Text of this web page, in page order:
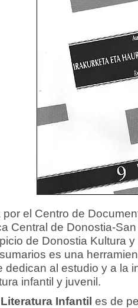
por el Centro de
Central de Donostia-
de Donostia Kultura
es una
dedican al estudio y a la
infantil y juvenil.
Infantil es de